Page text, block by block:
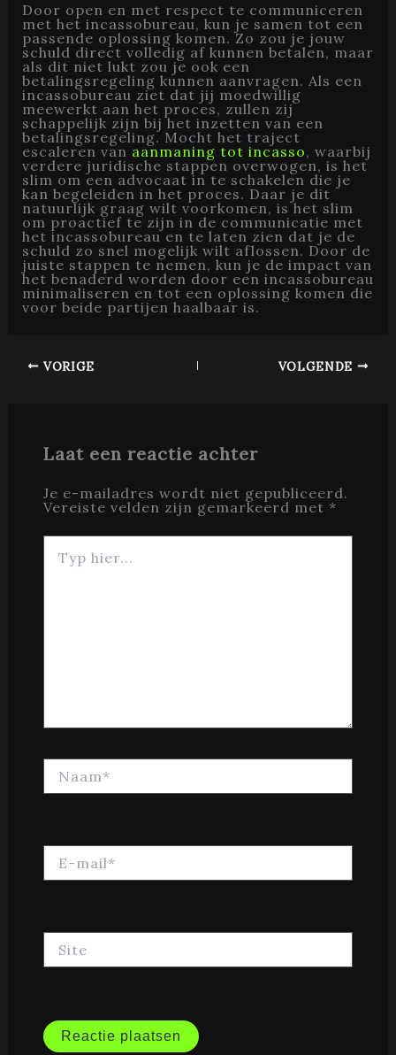
Door open en met respect te communiceren
met het incassobureau, kun je samen tot een
passende oplossing komen. Zo zou je jouw
schuld direct volledig af kunnen betalen, maar
als dit niet lukt zou je ook een
betalingsregeling kunnen aanvragen. Als een
incassobureau ziet dat jij moedwillig
meewerkt aan het proces, zullen zij
schappelijk zijn bij het inzetten van een
betalingsregeling. Mocht het traject
escaleren van aanmaning tot incasso, waarbij
verdere juridische stappen overwogen, is het
slim om een advocaat in te schakelen die je
kan begeleiden in het proces. Daar je dit
natuurlijk graag wilt voorkomen, is het slim
om proactief te zijn in de communicatie met
het incassobureau en te laten zien dat je de
schuld zo snel mogelijk wilt aflossen. Door de
juiste stappen te nemen, kun je de impact van
het benaderd worden door een incassobureau
minimaliseren en tot een oplossing komen die
voor beide partijen haalbaar is.
VORIGE VOLGENDE
Laat een reactie achter
Je e-mailadres wordt niet gepubliceerd.
Vereiste velden zijn gemarkeerd met *
hier...
mail*